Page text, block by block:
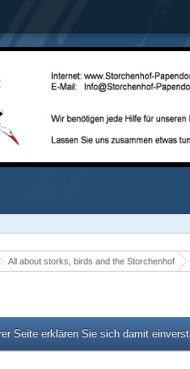
All about storks, birds and the Storchenhof
Seite erklären Sie sich damit